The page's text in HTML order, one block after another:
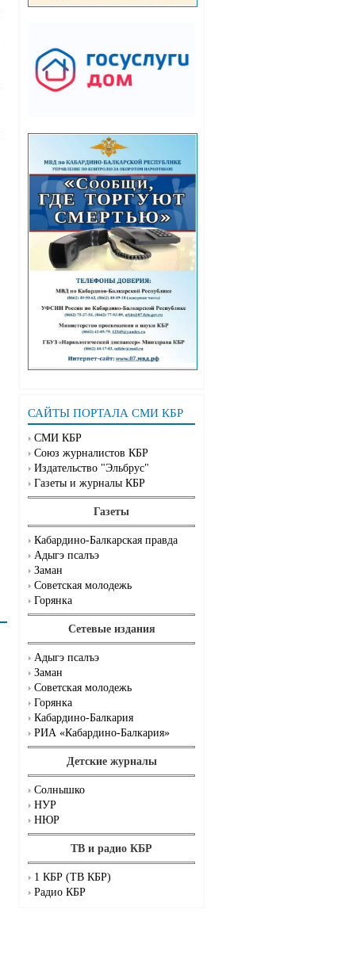
САЙТЫ ПОРТАЛА СМИ КБР
СМИ КБР
Союз журналистов КБР
Издательство "Эльбрус"
Газеты и журналы КБР
Газеты
Кабардино-Балкарская правда
Адыгэ псалъэ
Заман
Советская молодежь
Горянка
Сетевые издания
Адыгэ псалъэ
Заман
Советская молодежь
Горянка
Кабардино-Балкария
РИА «Кабардино-Балкария»
Детские журналы
Солнышко
НУР
НЮР
ТВ и радио КБР
1 КБР (ТВ КБР)
Радио КБР